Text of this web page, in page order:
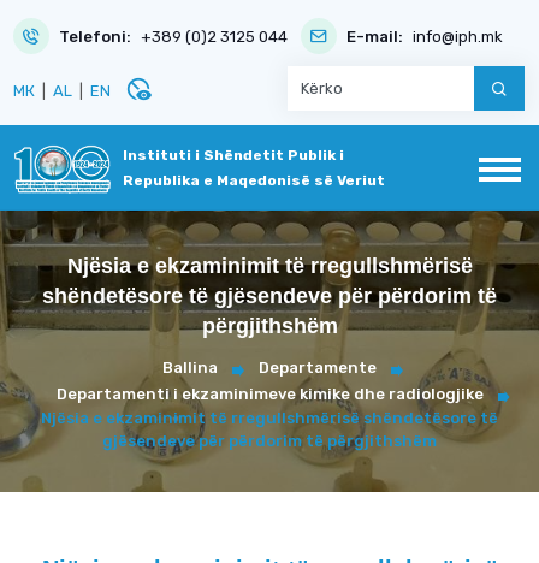
Telefoni: +389 (0)2 3125 044 E-mail: info@iph.mk
МК AL EN disabled_visible
Instituti i Shëndetit Publik i
Republika e Maqedonisë së Veriut
Njësia e ekzaminimit të rregullshmërisë
shëndetësore të gjësendeve për përdorim të
përgjithshëm
Ballina
Departamente
Departamenti i ekzaminimeve kimike dhe radiologjike
Njësia e ekzaminimit të rregullshmërisë shëndetësore të
gjësendeve për përdorim të përgjithshëm